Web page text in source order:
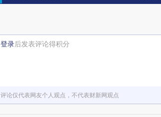
登录后发表评论得积分
评论仅代表网友个人观点，不代表财新网观点